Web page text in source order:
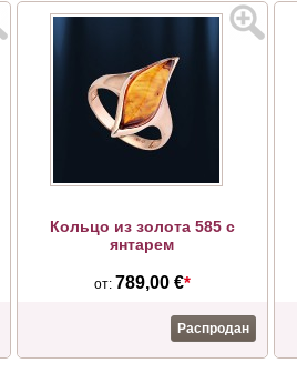
Кольцо из золота 585 с
янтарем
от: 789,00 €*
Распродан